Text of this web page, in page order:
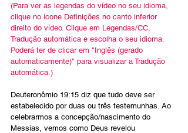
(Para ver as legendas do vídeo no seu idioma,
clique no ícone Definições no canto inferior
direito do vídeo. Clique em Legendas/CC,
Tradução automática e escolha o seu idioma.
Poderá ter de clicar em "Inglês (gerado
automaticamente)" para visualizar a Tradução
automática.)
Deuteronômio 19:15 diz que tudo deve ser
estabelecido por duas ou três testemunhas. Ao
celebrarmos a concepção/nascimento do
Messias, vemos como Deus revelou